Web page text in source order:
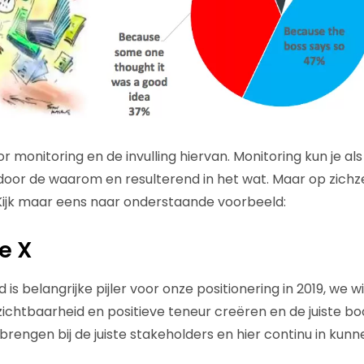
monitoring en de invulling hiervan. Monitoring kun je
de waarom en resulterend in het wat. Maar op
maar eens naar onderstaande voorbeeld:
X
is belangrijke pijler voor onze positionering in 2019, we
en positieve teneur creëren en de juiste
bij de juiste stakeholders en hier continu in